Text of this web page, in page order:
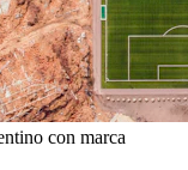
con marca